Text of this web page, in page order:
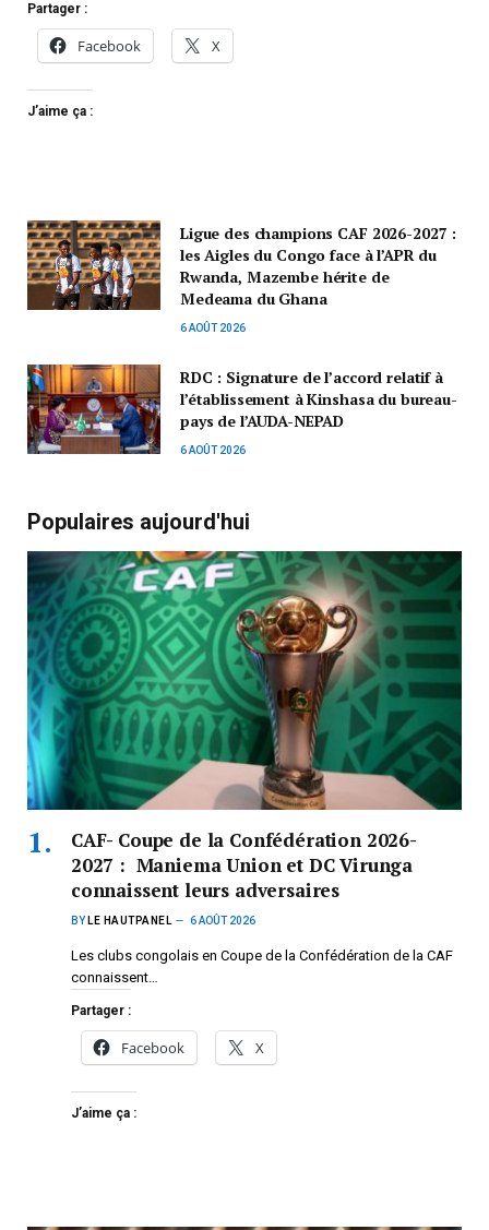
Partager :
Facebook X
J’aime ça :
Ligue des champions CAF 2026-2027 :
les Aigles du Congo face à l’APR du
Rwanda, Mazembe hérite de
Medeama du Ghana
6 AOÛT 2026
RDC : Signature de l’accord relatif à
l’établissement à Kinshasa du bureau-
pays de l’AUDA-NEPAD
6 AOÛT 2026
Populaires aujourd'hui
CAF- Coupe de la Confédération 2026-
2027 : Maniema Union et DC Virunga
connaissent leurs adversaires
BY LE HAUTPANEL 6 AOÛT 2026
Les clubs congolais en Coupe de la Confédération de la CAF
connaissent…
Partager :
Facebook X
J’aime ça :